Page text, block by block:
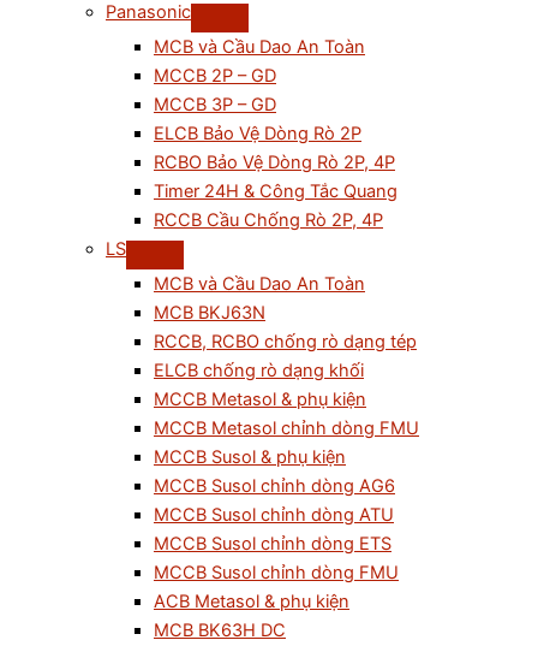
Panasonic
MCB và Cầu Dao An Toàn
MCCB 2P – GD
MCCB 3P – GD
ELCB Bảo Vệ Dòng Rò 2P
RCBO Bảo Vệ Dòng Rò 2P, 4P
Timer 24H & Công Tắc Quang
RCCB Cầu Chống Rò 2P, 4P
LS
MCB và Cầu Dao An Toàn
MCB BKJ63N
RCCB, RCBO chống rò dạng tép
ELCB chống rò dạng khối
MCCB Metasol & phụ kiện
MCCB Metasol chỉnh dòng FMU
MCCB Susol & phụ kiện
MCCB Susol chỉnh dòng AG6
MCCB Susol chỉnh dòng ATU
MCCB Susol chỉnh dòng ETS
MCCB Susol chỉnh dòng FMU
ACB Metasol & phụ kiện
MCB BK63H DC